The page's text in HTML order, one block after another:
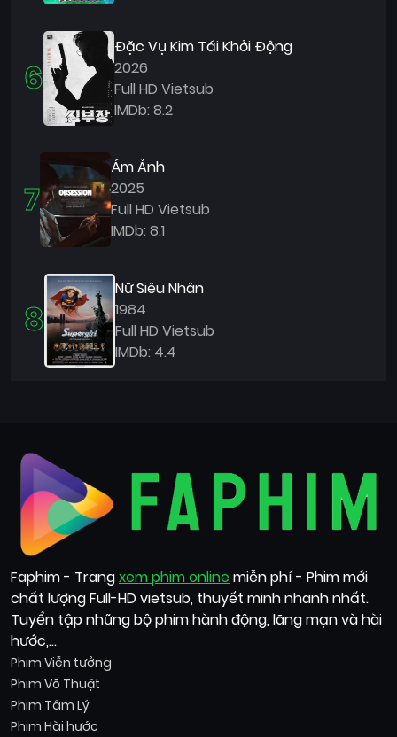
6
Đặc Vụ Kim Tái Khởi Động
2026
Full HD Vietsub
IMDb: 8.2
7
Ám Ảnh
2025
Full HD Vietsub
IMDb: 8.1
8
Nữ Siêu Nhân
1984
Full HD Vietsub
IMDb: 4.4
Faphim - Trangxem phim online miễn phí - Phim mới
chất lượng Full-HD vietsub, thuyết minh nhanh nhất.
Tuyển tập những bộ phim hành động, lãng mạn và hài
hước,...
Phim Viễn tưởng
Phim Võ Thuật
Phim Tâm Lý
Phim Hài hước